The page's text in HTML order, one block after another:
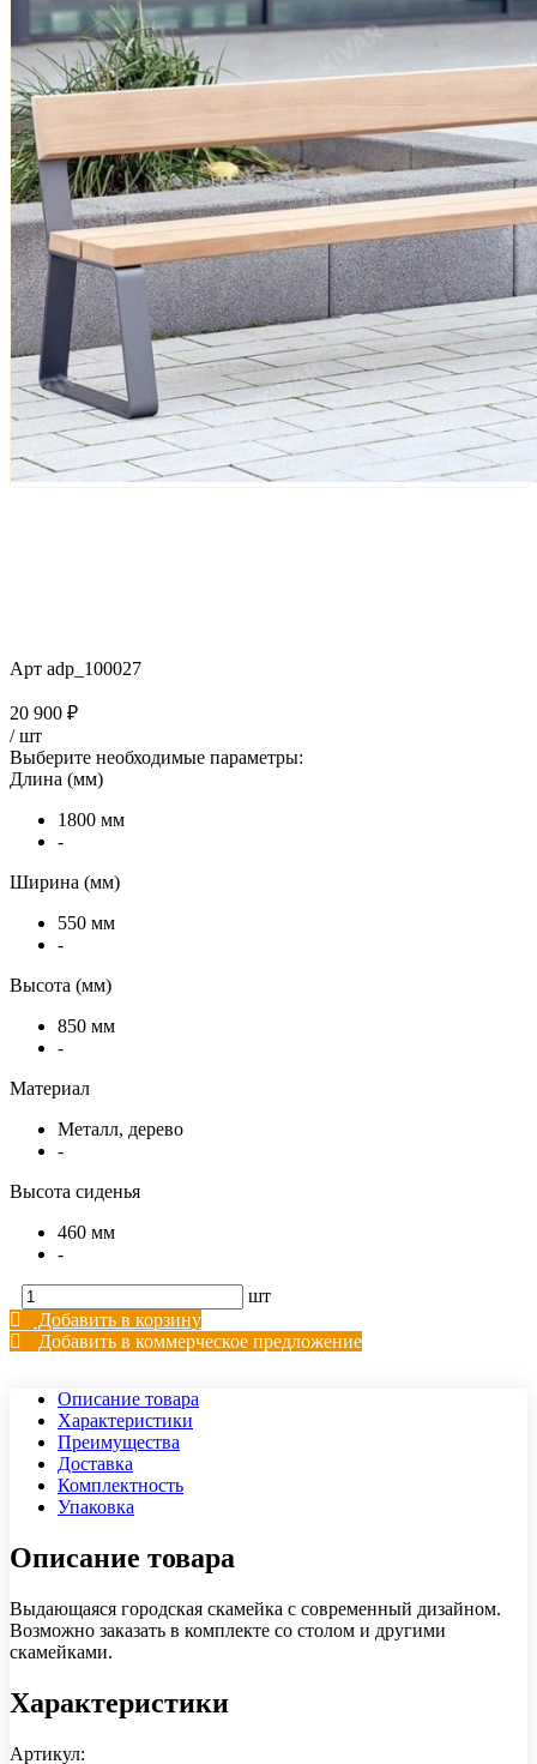
Арт adp_100027
20 900 ₽
/шт
Выберите необходимые параметры:
Длина (мм)
1800 мм
-
Ширина (мм)
550 мм
-
Высота (мм)
850 мм
-
Материал
Металл, дерево
-
Высота сиденья
460 мм
-
шт
Добавить в корзину
Добавить в коммерческое предложение
Описание товара
Характеристики
Преимущества
Доставка
Комплектность
Упаковка
Описание товара
Выдающаяся городская скамейка с современный дизайном.
Возможно заказать в комплекте со столом и другими
скамейками.
Характеристики
Артикул: